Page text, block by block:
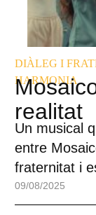
DIÀLEG I
HARMONIA
realitat
Un musical
entre
fraternitat i
09/08/2025